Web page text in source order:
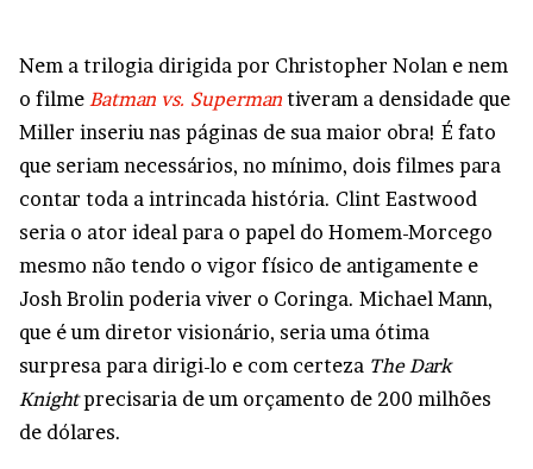
Nem a trilogia dirigida por Christopher Nolan e nem
o filme Batman vs. Superman tiveram a densidade que
Miller inseriu nas páginas de sua maior obra! É fato
que seriam necessários, no mínimo, dois filmes para
contar toda a intrincada história. Clint Eastwood
seria o ator ideal para o papel do Homem-Morcego
mesmo não tendo o vigor físico de antigamente e
Josh Brolin poderia viver o Coringa. Michael Mann,
que é um diretor visionário, seria uma ótima
surpresa para dirigi-lo e com certeza The Dark
Knightprecisaria de um orçamento de 200 milhões
de dólares.